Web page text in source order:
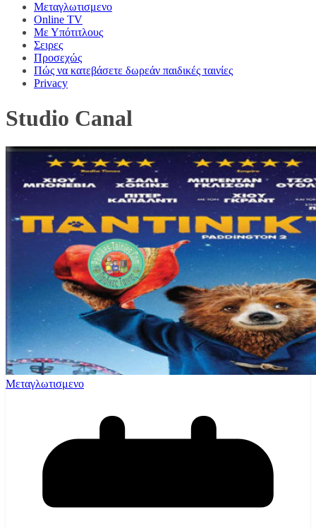
Μεταγλωτισμενο
Online TV
Με Υπότιτλους
Σειρες
Προσεχώς
Πώς να κατεβάσετε δωρεάν παιδικές ταινίες
Privacy
Studio Canal
Μεταγλωτισμενο